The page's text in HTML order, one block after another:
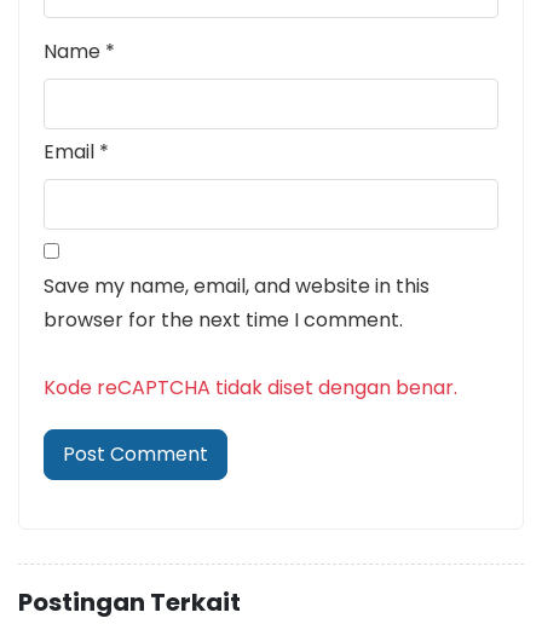
Name *
Email *
Save my name, email, and website in this
browser for the next time I comment.
Kode reCAPTCHA tidak diset dengan benar.
Postingan Terkait